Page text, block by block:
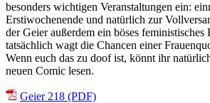
besonders wichtigen Veranstaltungen ein:
Erstiwochenende und natürlich zur
der Geier außerdem ein böses
tatsächlich wagt die Chancen einer
Wenn euch das zu doof ist, könnt ihr
neuen Comic lesen.
Geier 218 (PDF)